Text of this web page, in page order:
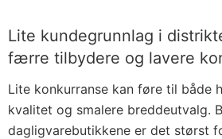
Lite kundegrunnlag i
færre tilbydere og lavere
Lite konkurranse kan føre til både
kvalitet og smalere breddeutvalg.
dagligvarebutikkene er det størst